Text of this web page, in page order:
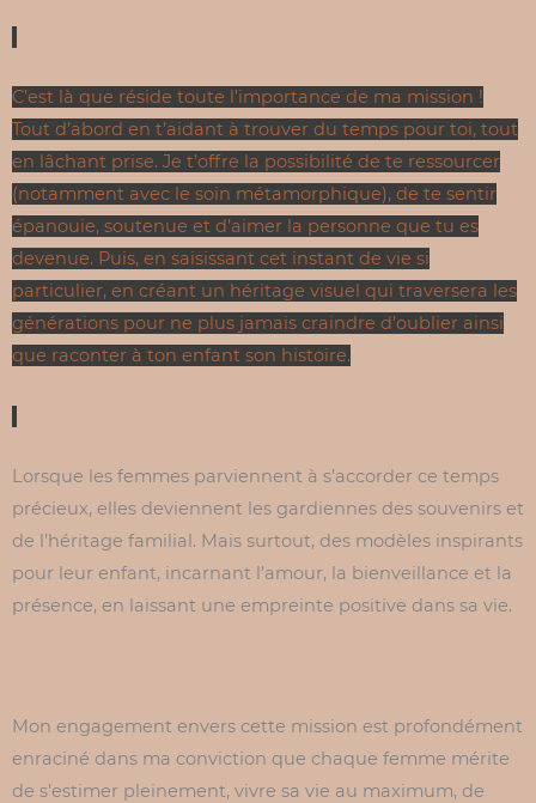
C’est là que réside toute l’importance de ma mission !
Tout d’abord en t’aidant à trouver du temps pour toi, tout
en lâchant prise. Je t’offre la possibilité de te ressourcer
(notamment avec le soin métamorphique), de te sentir
épanouie, soutenue et d’aimer la personne que tu es
devenue. Puis, en saisissant cet instant de vie si
particulier, en créant un héritage visuel qui traversera les
générations pour ne plus jamais craindre d’oublier ainsi
que raconter à ton enfant son histoire.
Lorsque les femmes parviennent à s’accorder ce temps
précieux, elles deviennent les gardiennes des souvenirs et
de l’héritage familial. Mais surtout, des modèles inspirants
pour leur enfant, incarnant l’amour, la bienveillance et la
présence, en laissant une empreinte positive dans sa vie.
Mon engagement envers cette mission est profondément
enraciné dans ma conviction que chaque femme mérite
de s’estimer pleinement, vivre sa vie au maximum, de